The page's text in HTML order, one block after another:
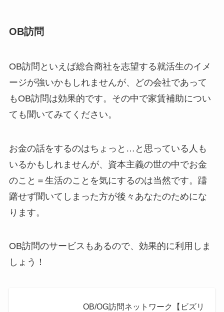
OB訪問
OB訪問といえば総合商社を志望する就活生のイメ
ージが強いかもしれませんが、どの会社であって
もOB訪問は効果的です。その中で家賃補助につい
ても聞いてみてください。
お金の話をするのはちょっと…と思っている人も
いるかもしれませんが、資本主義の世の中でお金
のこと＝生活のことを気にするのは当然です。躊
躇せず聞いてしまった方が後々あなたのためにな
ります。
OB訪問のサービスもあるので、効果的に利用しま
しょう！
OB/OG訪問ネットワーク【ビズリ